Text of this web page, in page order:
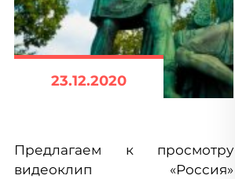
23.12.2020
Предлагаем к просмотру
видеоклип «Россия»